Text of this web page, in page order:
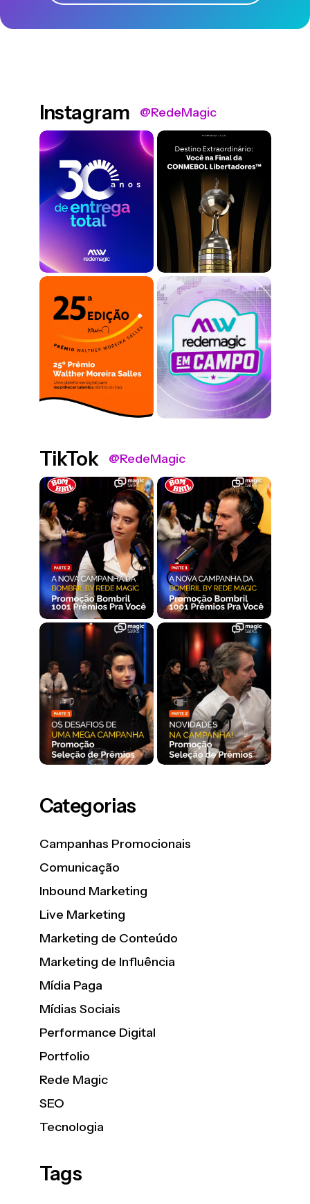
Instagram @RedeMagic
TikTok @RedeMagic
Categorias
Campanhas Promocionais
Comunicação
Inbound Marketing
Live Marketing
Marketing de Conteúdo
Marketing de Influência
Mídia Paga
Mídias Sociais
Performance Digital
Portfolio
Rede Magic
SEO
Tecnologia
Tags